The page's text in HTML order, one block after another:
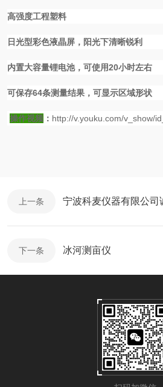
高强度工程塑料
日光型彩色液晶屏，阳光下清晰锐利
内置大容量锂电池，可使用20小时左右
可保存64条测量结果，可显示区域形状
操作视频 ： http://v.youku.com/v_show/
上一条 宁波科麦仪器有限公司
下一条 冰河测亩仪